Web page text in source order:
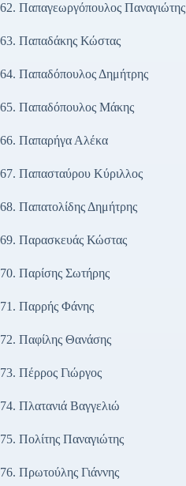
62. Παπαγεωργόπουλος Παναγιώτης
63. Παπαδάκης Κώστας
64. Παπαδόπουλος Δημήτρης
65. Παπαδόπουλος Μάκης
66. Παπαρήγα Αλέκα
67. Παπασταύρου Κύριλλος
68. Παπατολίδης Δημήτρης
69. Παρασκευάς Κώστας
70. Παρίσης Σωτήρης
71. Παρρής Φάνης
72. Παφίλης Θανάσης
73. Πέρρος Γιώργος
74. Πλατανιά Βαγγελιώ
75. Πολίτης Παναγιώτης
76. Πρωτούλης Γιάννης